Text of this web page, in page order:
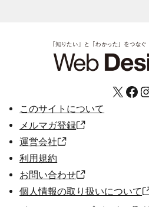
X Facebook
このサイトについて
メルマガ登録
運営会社
利用規約
お問い合わせ
個人情報の取り扱いについて